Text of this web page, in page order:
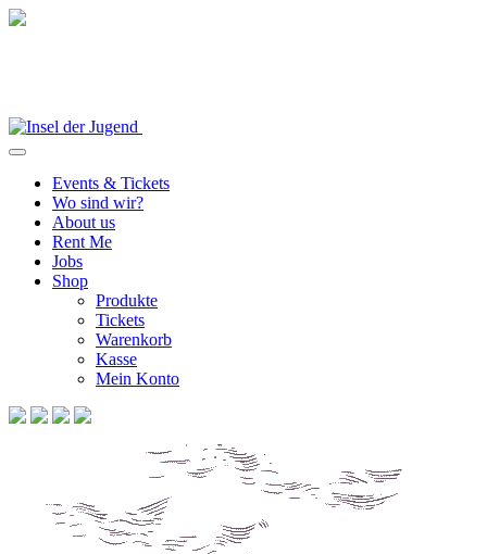
Events & Tickets
Wo sind wir?
About us
Rent Me
Jobs
Shop
Produkte
Tickets
Warenkorb
Kasse
Mein Konto